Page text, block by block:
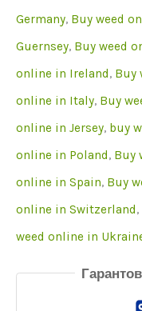
Germany, Buy weed
Guernsey, Buy weed
online in Ireland, Buy
online in Italy, Buy
online in Jersey, buy
online in Poland, Buy
online in Spain, Buy
online in Switzerland,
weed online in